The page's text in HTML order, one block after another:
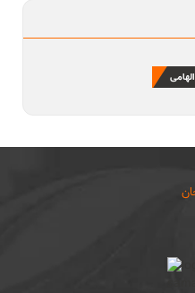
الهامی